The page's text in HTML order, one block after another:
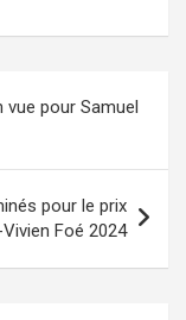
vue pour Samuel
pour le prix
Foé 2024